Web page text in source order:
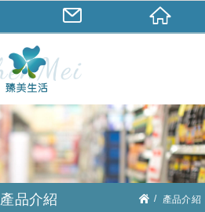
產品介紹 產品介紹